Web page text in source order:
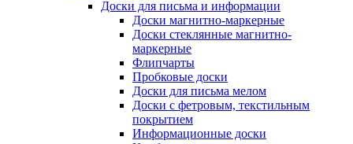
Доски для письма и информации
Доски магнитно-маркерные
Доски стеклянные магнитно-
маркерные
Флипчарты
Пробковые доски
Доски для письма мелом
Доски с фетровым, текстильным
покрытием
Информационные доски